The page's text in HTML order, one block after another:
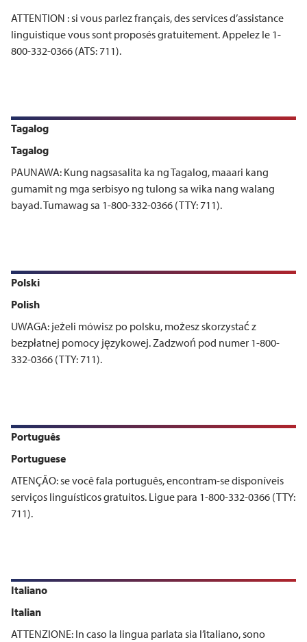
ATTENTION : si vous parlez français, des services d’assistance
linguistique vous sont proposés gratuitement. Appelez le 1-
800-332-0366 (ATS: 711).
Tagalog
Tagalog
PAUNAWA: Kung nagsasalita ka ng Tagalog, maaari kang
gumamit ng mga serbisyo ng tulong sa wika nang walang
bayad. Tumawag sa 1-800-332-0366 (TTY: 711).
Polski
Polish
UWAGA: jeżeli mówisz po polsku, możesz skorzystać z
bezpłatnej pomocy językowej. Zadzwoń pod numer 1-800-
332-0366 (TTY: 711).
Português
Portuguese
ATENÇÃO: se você fala português, encontram-se disponíveis
serviços linguísticos gratuitos. Ligue para 1-800-332-0366 (TTY:
711).
Italiano
Italian
ATTENZIONE: In caso la lingua parlata sia l’italiano, sono